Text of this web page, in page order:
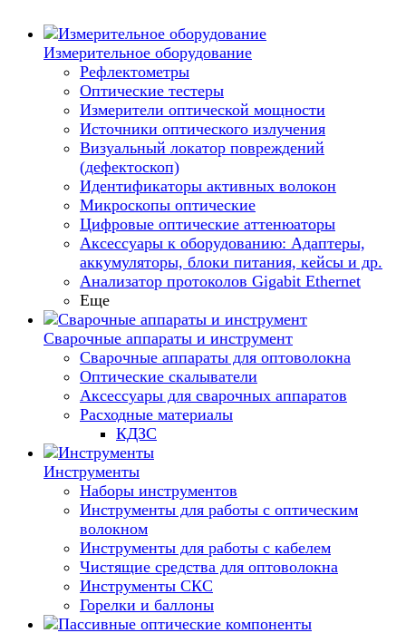
Измерительное оборудование
Рефлектометры
Оптические тестеры
Измерители оптической мощности
Источники оптического излучения
Визуальный локатор повреждений
(дефектоскоп)
Идентификаторы активных волокон
Микроскопы оптические
Цифровые оптические аттенюаторы
Аксессуары к оборудованию: Адаптеры,
аккумуляторы, блоки питания, кейсы и др.
Анализатор протоколов Gigabit Ethernet
Еще
Сварочные аппараты и инструмент
Сварочные аппараты для оптоволокна
Оптические скалыватели
Аксессуары для сварочных аппаратов
Расходные материалы
КДЗС
Инструменты
Наборы инструментов
Инструменты для работы с оптическим
волокном
Инструменты для работы с кабелем
Чистящие средства для оптоволокна
Инструменты СКС
Горелки и баллоны